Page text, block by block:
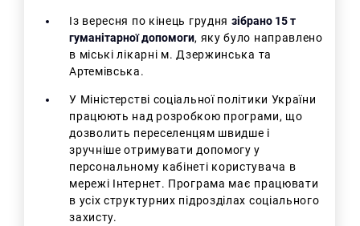
Із вересня по кінець грудня зібрано 15 т
гуманітарної допомоги, яку було направлено
в міські лікарні м. Дзержинська та
Артемівська.
У Міністерстві соціальної політики України
працюють над розробкою програми, що
дозволить переселенцям швидше і
зручніше отримувати допомогу у
персональному кабінеті користувача в
мережі Інтернет. Програма має працювати
в усіх структурних підрозділах соціального
захисту.